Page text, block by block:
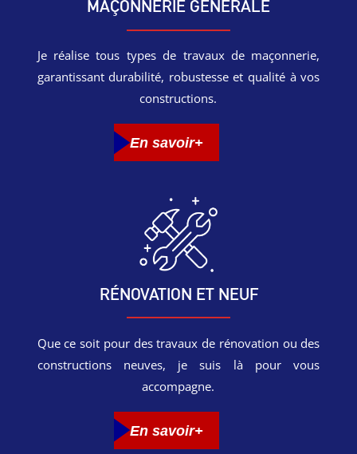
MAÇONNERIE GÉNÉRALE
Je réalise tous types de travaux de maçonnerie,
garantissant durabilité, robustesse et qualité à vos
constructions.
En savoir+
RÉNOVATION ET NEUF
Que ce soit pour des travaux de rénovation ou des
constructions neuves, je suis là pour vous
accompagne.
En savoir+